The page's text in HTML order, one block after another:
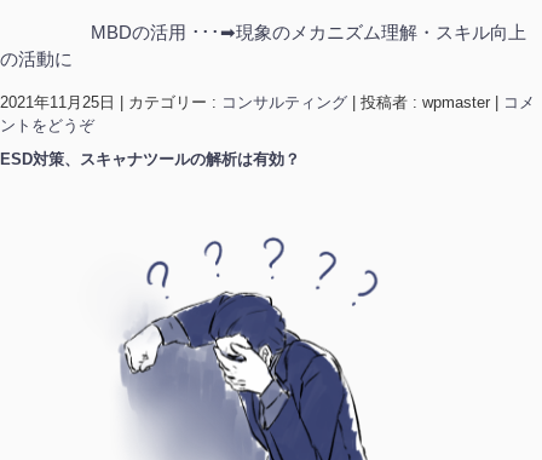
MBDの活用 ･･･➡現象のメカニズム理解・スキル向上
の活動に
2021年11月25日 カテゴリー : コンサルティング 投稿者 : wpmaster
コメ
ントをどうぞ
ESD対策、スキャナツールの解析は有効？